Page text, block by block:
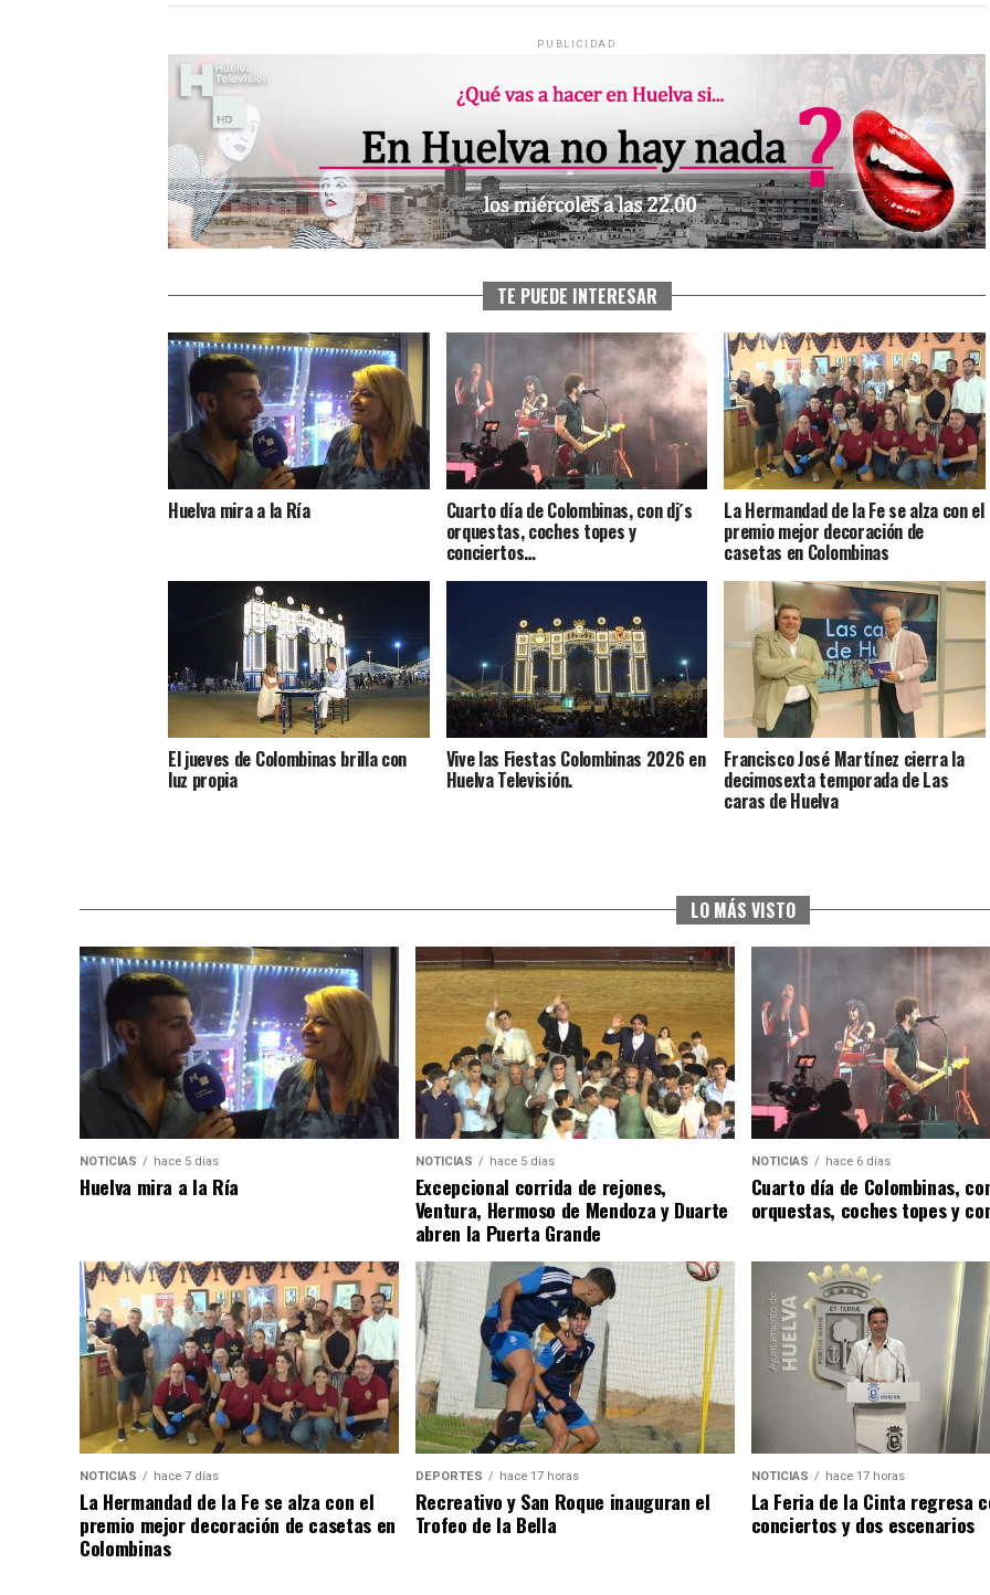
PUBLICIDAD
TE PUEDE INTERESAR
Huelva mira a la Ría Cuarto día de Colombinas, con dj´s
orquestas, coches topes y
conciertos…
La Hermandad de la Fe se alza con el
premio mejor decoración de
casetas en Colombinas
El jueves de Colombinas brilla con
luz propia
Vive las Fiestas Colombinas 2026 en
Huelva Televisión.
Francisco José Martínez cierra la
decimosexta temporada de Las
caras de Huelva
LO MÁS VISTO
NOTICIAS hace 5 días
Huelva mira a la Ría
NOTICIAS hace 5 días
Excepcional corrida de rejones,
Ventura, Hermoso de Mendoza y Duarte
abren la Puerta Grande
NOTICIAS hace 6 días
Cuarto día de Colombinas,
orquestas, coches topes y
NOTICIAS hace 7 días
La Hermandad de la Fe se alza con el
premio mejor decoración de casetas en
Colombinas
DEPORTES hace 17 horas
Recreativo y San Roque inauguran el
Trofeo de la Bella
NOTICIAS hace 17 horas
La Feria de la Cinta regresa
conciertos y dos escenarios